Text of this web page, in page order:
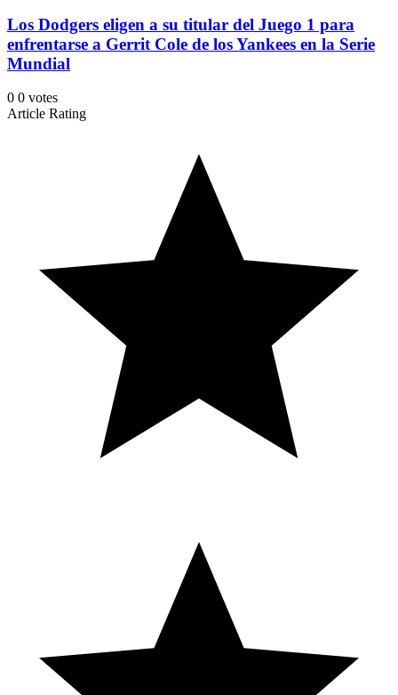
Los Dodgers eligen a su titular del Juego 1 para
enfrentarse a Gerrit Cole de los Yankees en la Serie
Mundial
0 0 votes
Article Rating